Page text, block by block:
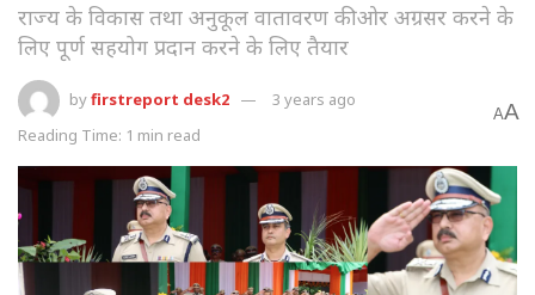
राज्य के विकास तथा अनुकूल वातावरण की ओर अग्रसर करने के
लिए पूर्ण सहयोग प्रदान करने के लिए तैयार
byfirstreport desk2
3 years ago
Reading Time: 1 min read
AA